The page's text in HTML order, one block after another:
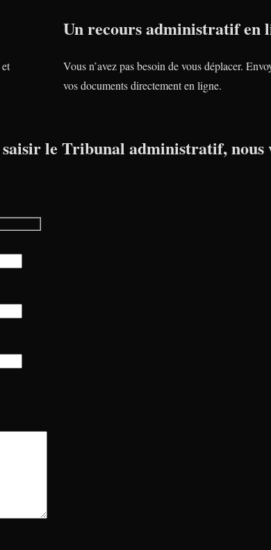
Un recours administratif en
Vous n’avez pas besoin de vous déplacer.
vos documents directement en ligne.
le Tribunal administratif, nous